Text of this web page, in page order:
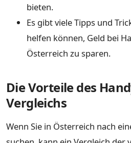
bieten.
Es gibt viele Tipps und
helfen können, Geld bei
Österreich zu sparen.
Die Vorteile des
Vergleichs
Wenn Sie in Österreich nach